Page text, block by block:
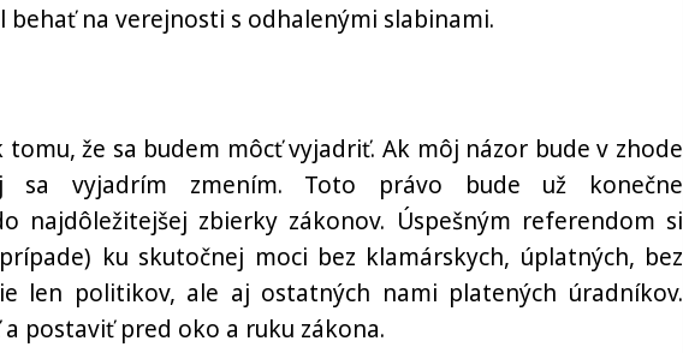
behať na verejnosti s odhalenými slabinami.
že sa budem môcť vyjadriť. Ak môj názor bude v zhode
vyjadrím zmením. Toto právo bude už konečne
najdôležitejšej zbierky zákonov. Úspešným referendom si
ku skutočnej moci bez klamárskych, úplatných, bez
len politikov, ale aj ostatných nami platených úradníkov.
postaviť pred oko a ruku zákona.